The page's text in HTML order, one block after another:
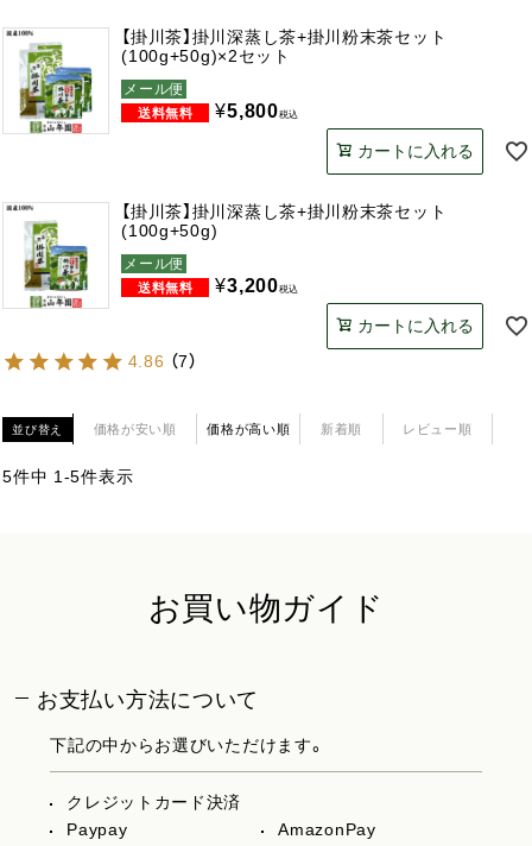
【掛川茶】掛川深蒸し茶+掛川粉末茶セット
(100g+50g)×2セット
メール便
¥5,800税込
カートに入れる
【掛川茶】掛川深蒸し茶+掛川粉末茶セット
(100g+50g)
メール便
¥3,200税込
カートに入れる
4.86 （7）
並び替え 価格が安い順 価格が高い順 新着順 レビュー順
5件中 1-5件表示
お買い物ガイド
お支払い方法について
下記の中からお選びいただけます。
クレジットカード決済
Paypay
AmazonPay